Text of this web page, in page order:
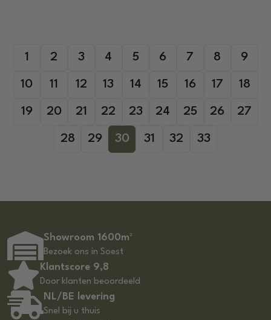
1 2 3 4 5 6 7 8 9
10 11 12 13 14 15 16 17 18
19 20 21 22 23 24 25 26 27
28 29 30 31 32 33
Showroom 1600m²
Bezoek ons in Soest
Klantscore 9,8
Door klanten beoordeeld
NL/BE levering
Snel bij u thuis